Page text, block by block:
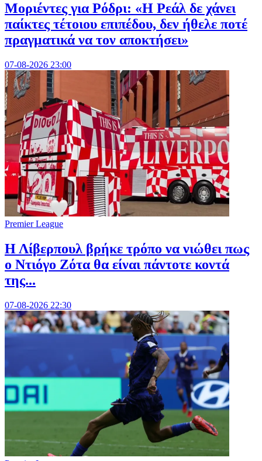
Μοριέντες για Ρόδρι: «Η Ρεάλ δε χάνει
παίκτες τέτοιου επιπέδου, δεν ήθελε ποτέ
πραγματικά να τον αποκτήσει»
07-08-2026 23:00
Premier League
Η Λίβερπουλ βρήκε τρόπο να νιώθει πως
ο Ντιόγο Ζότα θα είναι πάντοτε κοντά
της...
07-08-2026 22:30